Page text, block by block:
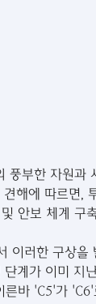
풍부한 자원과
해에 따르면,
안보 체계 구
이러한 구상을
계가 이미 지
바 'C5'가